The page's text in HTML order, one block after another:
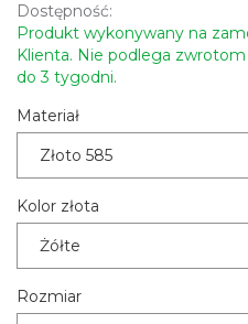
Dostępność:
Produkt wykonywany na
Klienta. Nie podlega zwrotom
do 3 tygodni.
Materiał
Złoto 585
Kolor złota
Żółte
Rozmiar